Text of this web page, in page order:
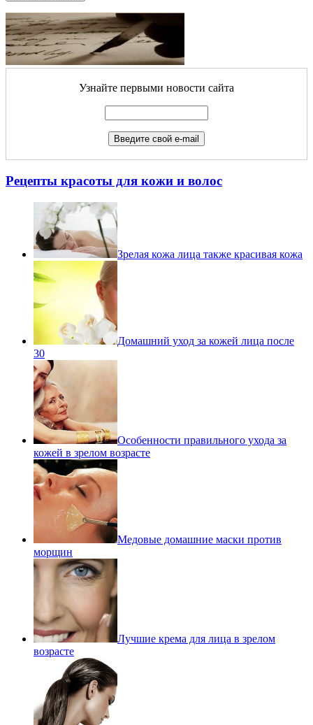
Узнайте первыми новости сайта
Рецепты красоты для кожи и волос
Зрелая кожа лица также красивая кожа
Домашний уход за кожей лица после
30
Особенности правильного ухода за
кожей в зрелом возрасте
Медовые домашние маски против
морщин
Лучшие крема для лица в зрелом
возрасте